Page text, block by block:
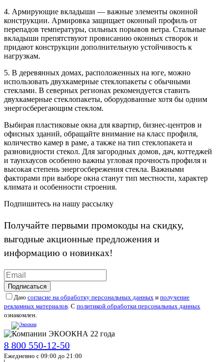
4. Армирующие вкладыши — важные элементы оконной
конструкции. Армировка защищает оконный профиль от
перепадов температуры, сильных порывов ветра. Стальные
вкладыши препятствуют провисанию оконных створок и
придают конструкции дополнительную устойчивость к
нагрузкам.
5. В деревянных домах, расположенных на юге, можно
использовать двухкамерные стеклопакеты с обычными
стеклами. В северных регионах рекомендуется ставить
двухкамерные стеклопакеты, оборудованные хотя бы одним
энергосберегающим стеклом.
Выбирая пластиковые окна для квартир, бизнес-центров и
офисных зданий, обращайте внимание на класс профиля,
количество камер в раме, а также на тип стеклопакета и
разновидности стекол. Для загородных домов, дач, коттеджей
и таунхаусов особенно важны угловая прочность профиля и
высокая степень энергосбережения стекла. Важными
факторами при выборе окна станут тип местности, характер
климата и особенности строения.
Подпишитесь на нашу рассылку
Получайте первыми промокоды на скидку,
выгодные акционные предложения и
информацию о новинках!
Подписаться
Даю согласие на обработку персональных данных и получение
рекламных материалов. С политикой обработки персональных данных
ознакомлен.
8 800 550-12-50
Ежедневно с 09:00 до 21:00